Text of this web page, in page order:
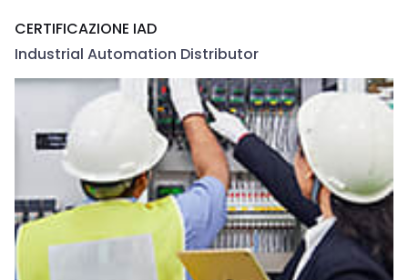
CERTIFICAZIONE IAD
Industrial Automation Distributor